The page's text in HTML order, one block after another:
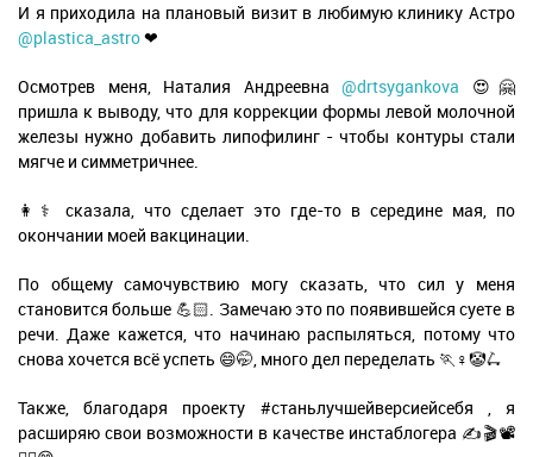
И я приходила на плановый визит в любимую клинику Астро
@plastica_astro❤
Осмотрев меня, Наталия Андреевна @drtsygankova 😍🤗
пришла к выводу, что для коррекции формы левой молочной
железы нужно добавить липофилинг - чтобы контуры стали
мягче и симметричнее.
👩⚕️ сказала, что сделает это где-то в середине мая, по
окончании моей вакцинации.
По общему самочувствию могу сказать, что сил у меня
становится больше 💪🏻. Замечаю это по появившейся суете в
речи. Даже кажется, что начинаю распыляться, потому что
снова хочется всё успеть 😄🤭, много дел переделать 🏃♀️🤡🛴
Также, благодаря проекту #станьлучшейверсиейсебя , я
расширяю свои возможности в качестве инстаблогера ✍🎬📽